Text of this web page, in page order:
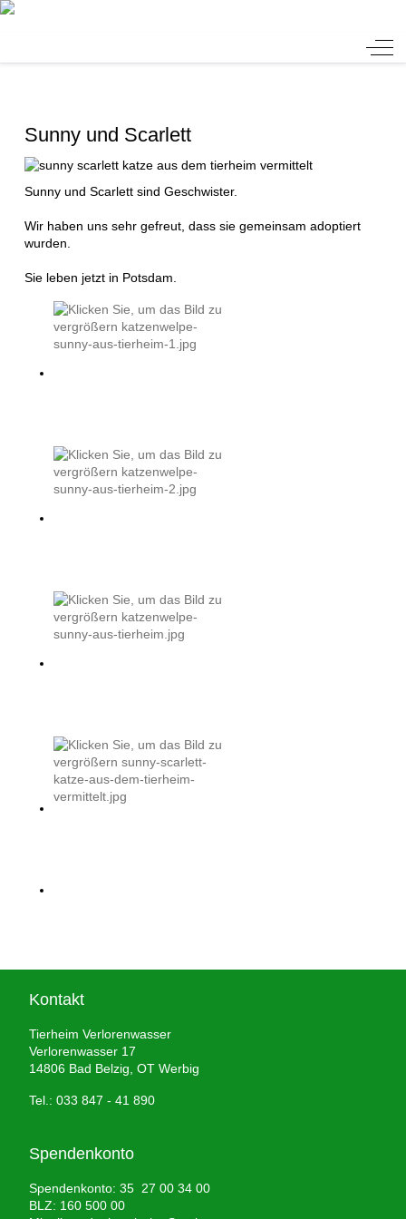
Off-
Sunny und Scarlett
Sunny und Scarlett sind Geschwister.
Wir haben uns sehr gefreut, dass sie gemeinsam adoptiert
wurden.
Sie leben jetzt in Potsdam.
Kontakt
Tierheim Verlorenwasser
Verlorenwasser 17
14806 Bad Belzig, OT Werbig
Tel.: 033 847 - 41 890
Spendenkonto
Spendenkonto: 35 27 00 34 00
BLZ: 160 500 00